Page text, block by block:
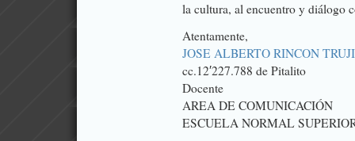
la cultura, al encuentro y diálogo
Atentamente,
JOSE ALBERTO RINCON
cc.12′227.788 de Pitalito
Docente
AREA DE COMUNICACIÓN
ESCUELA NORMAL